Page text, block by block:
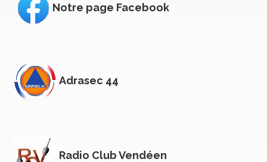
Notre page Facebook
Adrasec 44
Radio Club Vendéen